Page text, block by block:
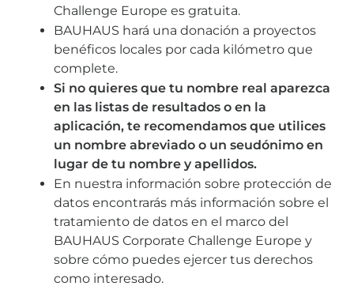
Challenge Europe es gratuita.
BAUHAUS hará una donación a proyectos
benéficos locales por cada kilómetro que
complete.
Si no quieres que tu nombre real aparezca
en las listas de resultados o en la
aplicación, te recomendamos que utilices
un nombre abreviado o un seudónimo en
lugar de tu nombre y apellidos.
En nuestra información sobre protección de
datos encontrarás más información sobre el
tratamiento de datos en el marco del
BAUHAUS Corporate Challenge Europe y
sobre cómo puedes ejercer tus derechos
como interesado.